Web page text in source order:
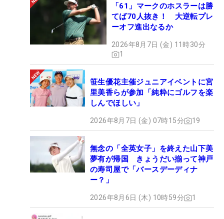
「61」マークのホスラーは勝
てば70人抜き！ 大逆転プレ
ーオフ進出なるか
2026年8月7日 (金) 11時30分
1
笹生優花主催ジュニアイベントに宮
里美香らが参加「純粋にゴルフを楽
しんでほしい」
2026年8月7日 (金) 07時15分 19
無念の「全英女子」を終えた山下美
夢有が帰国 きょうだい揃って神戸
の寿司屋で「バースデーディナ
ー？」
2026年8月6日 (木) 10時59分 1